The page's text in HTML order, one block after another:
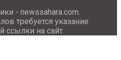
- newssahara.com.
требуется указание
ссылки на сайт.